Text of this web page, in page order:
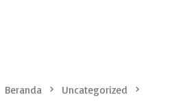
Beranda Uncategorized